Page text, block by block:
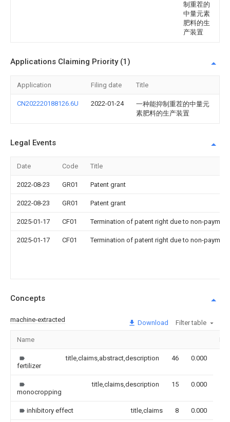
制重茬的
中量元素
肥料的生
产装置
Applications Claiming Priority (1)
Application Filing date Title
CN202220188126.6U 2022-01-24
一种能抑制重茬的中量元
素肥料的生产装置
Legal Events
Date Code Title
2022-08-23 GR01 Patent grant
2022-08-23 GR01 Patent grant
2025-01-17 CF01 Termination of patent right due to non-
2025-01-17 CF01 Termination of patent right due to non-
Concepts
machine-extracted Download Filter table
Name
fertilizer
title,claims,abstract,description 46 0.000
monocropping
title,claims,description 15 0.000
inhibitory effect title,claims 8 0.000